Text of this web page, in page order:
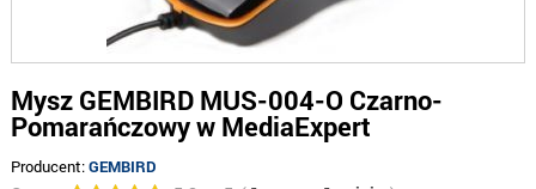
Mysz GEMBIRD MUS-004-O Czarno-
Pomarańczowy w MediaExpert
Producent:GEMBIRD